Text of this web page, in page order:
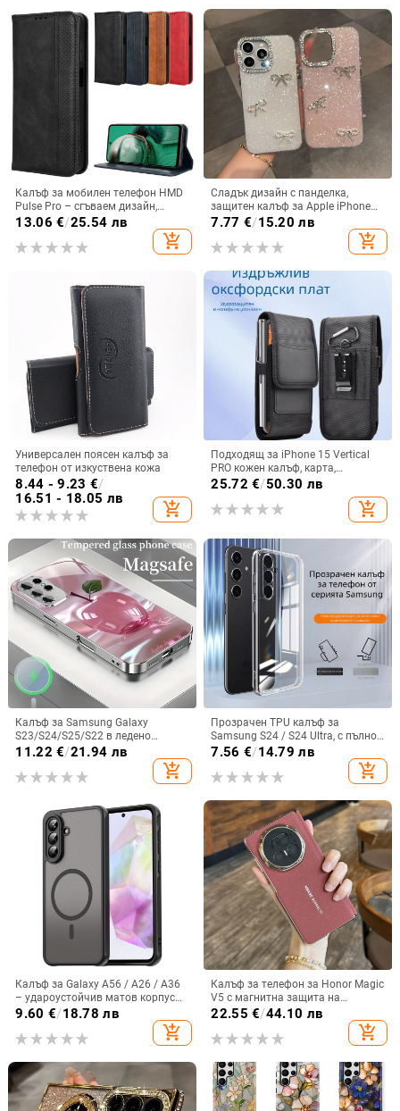
Калъф за мобилен телефон HMD
Pulse Pro – сгъваем дизайн,
магнитно задържане, джоб за
карти, TPU кожа, удароустойчив
13.06 €/25.54 лв
add_shopping_cart
Сладък дизайн с панделка,
защитен калъф за Apple iPhone
11–15 Pro Max, пълен обхват
7.77 €/15.20 лв
add_shopping_cart
Универсален поясен калъф за
телефон от изкуствена кожа
8.44 - 9.23 €/
16.51 - 18.05 лв
add_shopping_cart
Подходящ за iPhone 15 Vertical
PRO кожен калъф, карта,
оксфордски плат, найлонов плат,
мобилен телефон
25.72 €/50.30 лв
add_shopping_cart
Калъф за Samsung Galaxy
S23/S24/S25/S22 в ледено
кристално розово със стъклена
повърхност и метално боядисано
покритие
11.22 €/21.94 лв
add_shopping_cart
Прозрачен TPU калъф за
Samsung S24 / S24 Ultra, с пълно
покритие и защита на камерата
7.56 €/14.79 лв
add_shopping_cart
Калъф за Galaxy A56 / A26 / A36
– удароустойчив матов корпус
от PC+TPU с текстура на кожа
9.60 €/18.78 лв
add_shopping_cart
Калъф за телефон за Honor Magic
V5 с магнитна защита на
централната ос, пълна защита на
електроплатиране, защита срещу
22.55 €/44.10 лв
add_shopping_cart